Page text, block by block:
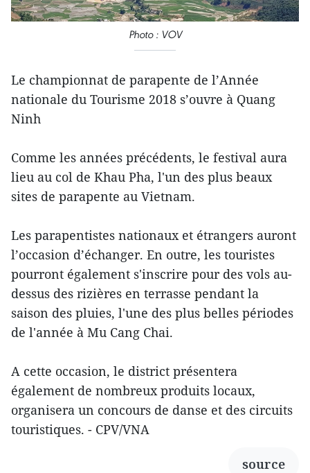
Photo : VOV
Le championnat de parapente de l’Année
nationale du Tourisme 2018 s’ouvre à Quang
Ninh
Comme les années précédents, le festival aura
lieu au col de Khau Pha, l'un des plus beaux
sites de parapente au Vietnam.
Les parapentistes nationaux et étrangers auront
l’occasion d’échanger. En outre, les touristes
pourront également s'inscrire pour des vols au-
dessus des rizières en terrasse pendant la
saison des pluies, l'une des plus belles périodes
de l'année à Mu Cang Chai.
A cette occasion, le district présentera
également de nombreux produits locaux,
organisera un concours de danse et des circuits
touristiques. - CPV/VNA
source